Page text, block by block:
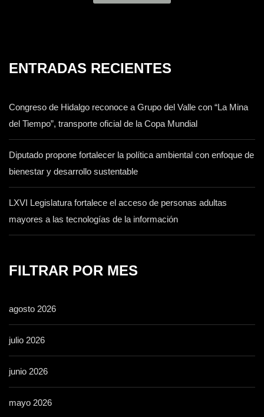
ENTRADAS RECIENTES
Congreso de Hidalgo reconoce a Grupo del Valle con “La Mina
del Tiempo”, transporte oficial de la Copa Mundial
Diputado propone fortalecer la política ambiental con enfoque de
bienestar y desarrollo sustentable
LXVI Legislatura fortalece el acceso de personas adultas
mayores a las tecnologías de la información
FILTRAR POR MES
agosto 2026
julio 2026
junio 2026
mayo 2026